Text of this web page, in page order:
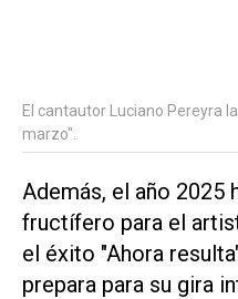
El cantautor Luciano Pereyra
marzo".
Además, el año 2025
fructífero para el
el éxito "Ahora
prepara para su gira